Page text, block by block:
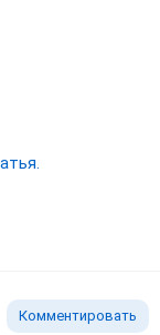
Комментировать